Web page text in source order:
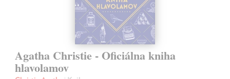
Agatha Christie - Oficiálna kniha
hlavolamov